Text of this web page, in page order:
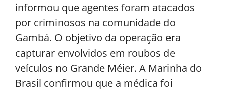
informou que agentes foram atacados
por criminosos na comunidade do
Gambá. O objetivo da operação era
capturar envolvidos em roubos de
veículos no Grande Méier. A Marinha do
Brasil confirmou que a médica foi